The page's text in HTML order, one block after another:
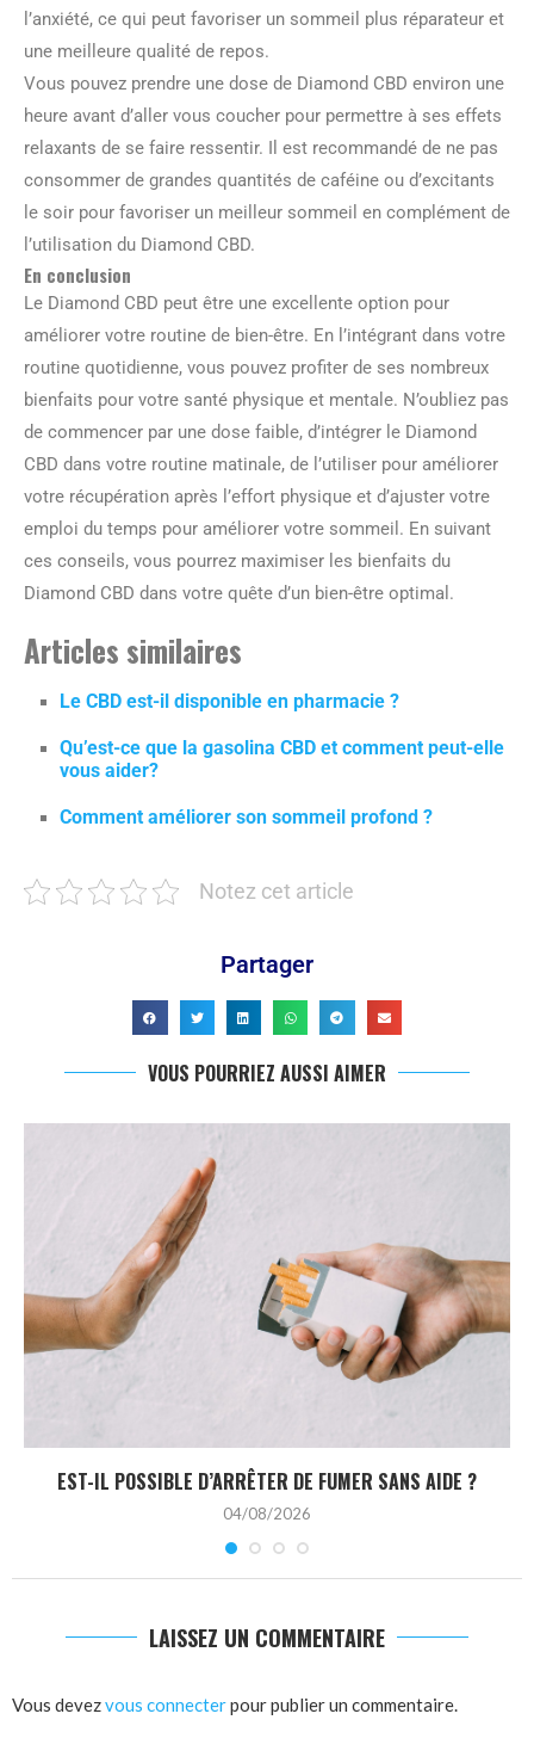
l’anxiété, ce qui peut favoriser un sommeil plus réparateur et
une meilleure qualité de repos.
Vous pouvez prendre une dose de Diamond CBD environ une
heure avant d’aller vous coucher pour permettre à ses effets
relaxants de se faire ressentir. Il est recommandé de ne pas
consommer de grandes quantités de caféine ou d’excitants
le soir pour favoriser un meilleur sommeil en complément de
l’utilisation du Diamond CBD.
En conclusion
Le Diamond CBD peut être une excellente option pour
améliorer votre routine de bien-être. En l’intégrant dans votre
routine quotidienne, vous pouvez profiter de ses nombreux
bienfaits pour votre santé physique et mentale. N’oubliez pas
de commencer par une dose faible, d’intégrer le Diamond
CBD dans votre routine matinale, de l’utiliser pour améliorer
votre récupération après l’effort physique et d’ajuster votre
emploi du temps pour améliorer votre sommeil. En suivant
ces conseils, vous pourrez maximiser les bienfaits du
Diamond CBD dans votre quête d’un bien-être optimal.
Articles similaires
Le CBD est-il disponible en pharmacie ?
Qu’est-ce que la gasolina CBD et comment peut-elle
vous aider?
Comment améliorer son sommeil profond ?
Notez cet article
Partager
VOUS POURRIEZ AUSSI AIMER
EST-IL POSSIBLE D’ARRÊTER DE FUMER SANS AIDE ?
04/08/2026
LAISSEZ UN COMMENTAIRE
Vous devezvous connecterpour publier un commentaire.